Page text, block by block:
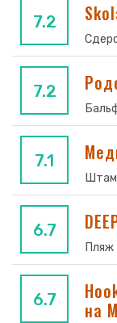
7.2
7.2
7.1
6.7
Пляж
6.7
на